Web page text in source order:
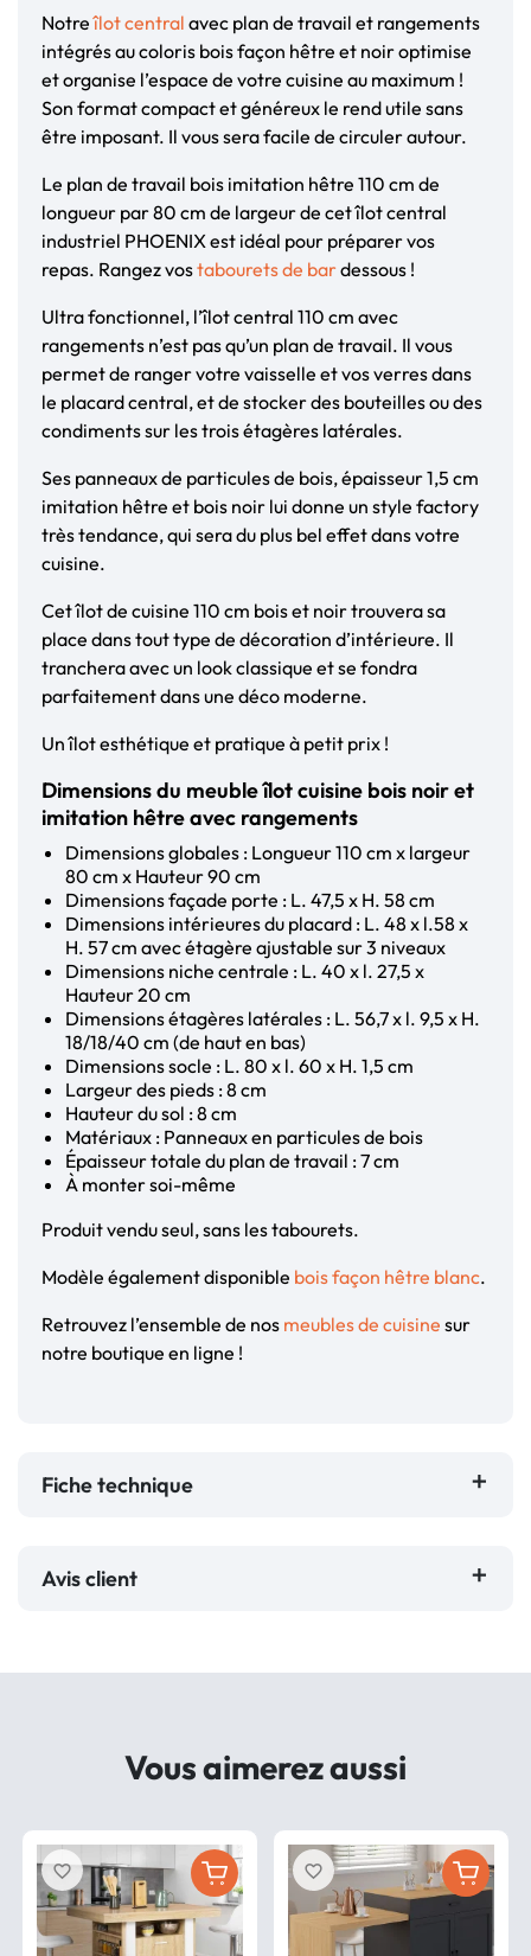
Notreîlot central avec plan de travail et rangements
intégrés au coloris bois façon hêtre et noir optimise
et organise l’espace de votre cuisine au maximum !
Son format compact et généreux le rend utile sans
être imposant. Il vous sera facile de circuler autour.
Le plan de travail bois imitation hêtre 110 cm de
longueur par 80 cm de largeur de cet îlot central
industriel PHOENIX est idéal pour préparer vos
repas. Rangez vostabourets de bardessous !
Ultra fonctionnel, l’îlot central 110 cm avec
rangements n’est pas qu’un plan de travail. Il vous
permet de ranger votre vaisselle et vos verres dans
le placard central, et de stocker des bouteilles ou des
condiments sur les trois étagères latérales.
Ses panneaux de particules de bois, épaisseur 1,5 cm
imitation hêtre et bois noir lui donne un style factory
très tendance, qui sera du plus bel effet dans votre
cuisine.
Cet îlot de cuisine 110 cm bois et noir trouvera sa
place dans tout type de décoration d’intérieure. Il
tranchera avec un look classique et se fondra
parfaitement dans une déco moderne.
Un îlot esthétique et pratique à petit prix !
Dimensions du meuble îlot cuisine bois noir et
imitation hêtre avec rangements
Dimensions globales : Longueur 110 cm x largeur
80 cm x Hauteur 90 cm
Dimensions façade porte : L. 47,5 x H. 58 cm
Dimensions intérieures du placard : L. 48 x l.58 x
H. 57 cm avec étagère ajustable sur 3 niveaux
Dimensions niche centrale : L. 40 x l. 27,5 x
Hauteur 20 cm
Dimensions étagères latérales : L. 56,7 x l. 9,5 x H.
18/18/40 cm (de haut en bas)
Dimensions socle : L. 80 x l. 60 x H. 1,5 cm
Largeur des pieds : 8 cm
Hauteur du sol : 8 cm
Matériaux : Panneaux en particules de bois
Épaisseur totale du plan de travail : 7 cm
À monter soi-même
Produit vendu seul, sans les tabourets.
Modèle également disponible bois façon hêtre blanc.
Retrouvez l’ensemble de nos meubles de cuisine sur
notre boutique en ligne !
Fiche technique
Avis client
Vous aimerez aussi
favorite_border favorite_border